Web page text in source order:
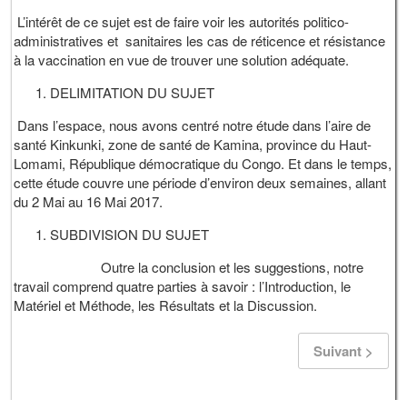
L’intérêt de ce sujet est de faire voir les autorités politico-
administratives et sanitaires les cas de réticence et résistance
à la vaccination en vue de trouver une solution adéquate.
DELIMITATION DU SUJET
Dans l’espace, nous avons centré notre étude dans l’aire de
santé Kinkunki, zone de santé de Kamina, province du Haut-
Lomami, République démocratique du Congo. Et dans le temps,
cette étude couvre une période d’environ deux semaines, allant
du 2 Mai au 16 Mai 2017.
SUBDIVISION DU SUJET
Outre la conclusion et les suggestions, notre
travail comprend quatre parties à savoir : l’Introduction, le
Matériel et Méthode, les Résultats et la Discussion.
Suivant >